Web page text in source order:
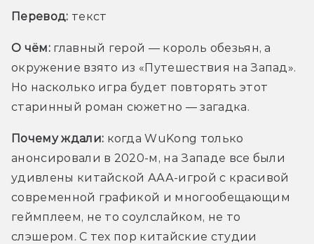
Перевод: текст
О чём: главный герой — король обезьян, а
окружение взято из «Путешествия на Запад».
Но насколько игра будет повторять этот
старинный роман сюжетно — загадка.
Почему ждали: когда WuKong только
анонсировали в 2020-м, на Западе все были
удивлены китайской ААА-игрой с красивой
современной графикой и многообещающим
геймплеем, не то соулслайком, не то
слэшером. С тех пор китайские студии